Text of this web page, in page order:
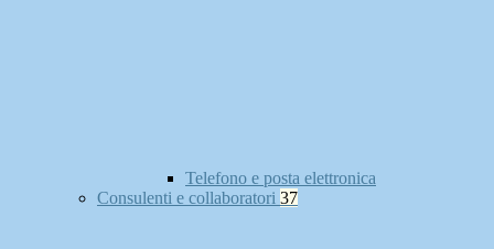
Telefono e posta elettronica
Consulenti e collaboratori 37